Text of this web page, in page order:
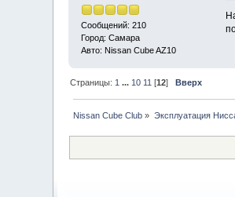
Сообщений: 210
Город: Самара
Авто: Nissan Cube AZ10
Страницы: 1 ... 10 11 [12]Вверх
Nissan Cube Club » Эксплуатация